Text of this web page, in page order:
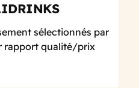
sélectionnés par
rapport qualité/prix